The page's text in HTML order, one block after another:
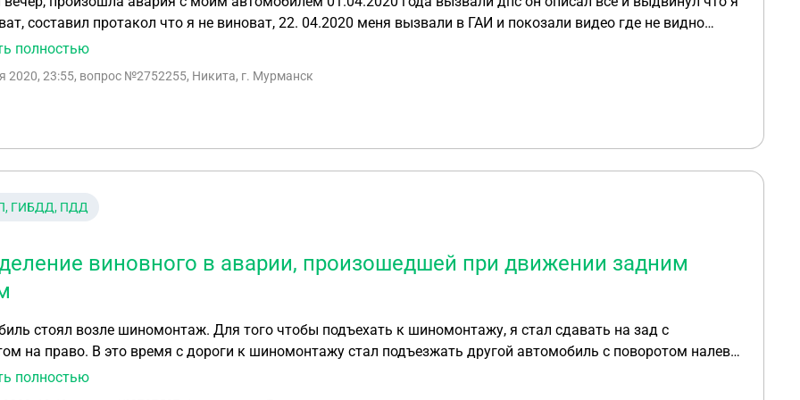
протакол что я не виноват, 22. 04.2020 меня вызвали в ГАИ и покозали видео где не видно
ни даты ни времени на видео и признали меня виновным, что мне теперь делать?
полностью
2020, 23:55, вопрос №2752255, Никита, г. Мурманск
ГИБДД, ПДД
виновного в аварии, произошедшей при движении задним
стоял возле шиномонтаж. Для того чтобы подъехать к шиномонтажу, я стал сдавать на зад с
на право. В это время с дороги к шиномонтажу стал подъезжать другой автомобиль с поворотом налево,
этого маневра я его ударил в бок своим задним бампером. Сотрудники ДПС приехавшие на место ДТП
полностью